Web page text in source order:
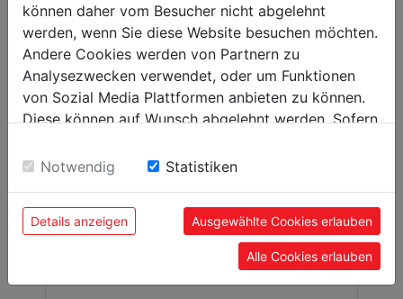
können daher vom Besucher nicht abgelehnt
werden, wenn Sie diese Website besuchen möchten.
Andere Cookies werden von Partnern zu
Analysezwecken verwendet, oder um Funktionen
von Sozial Media Plattformen anbieten zu können.
Diese können auf Wunsch abgelehnt werden. Sofern
Einwilligung zu unseren Cookies.
Notwendig Statistiken
Details anzeigen Ausgewählte Cookies erlauben
Alle Cookies erlauben